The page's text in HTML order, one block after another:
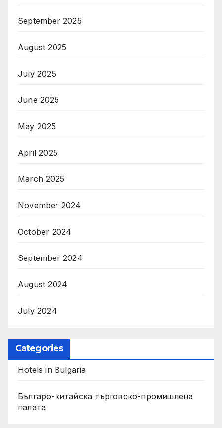
September 2025
August 2025
July 2025
June 2025
May 2025
April 2025
March 2025
November 2024
October 2024
September 2024
August 2024
July 2024
Categories
Hotels in Bulgaria
Българо-китайска търговско-промишлена
палата